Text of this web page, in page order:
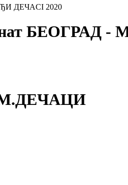
БЕОГРАД
М.ДЕЧАЦИ